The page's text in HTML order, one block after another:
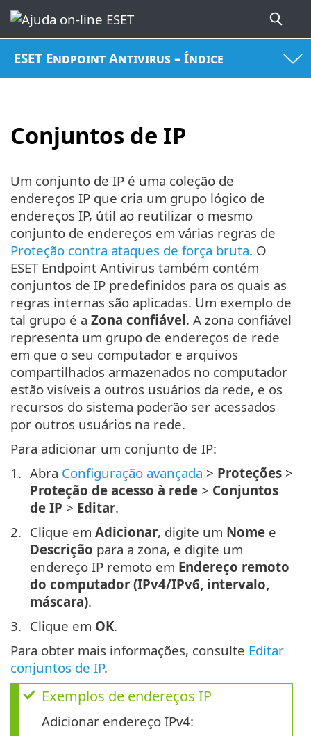
ESET Endpoint Antivirus – Índice
Conjuntos de IP
Um conjunto de IP é uma coleção de
endereços IP que cria um grupo lógico de
endereços IP, útil ao reutilizar o mesmo
conjunto de endereços em várias regras de
Proteção contra ataques de força bruta. O
ESET Endpoint Antivirus também contém
conjuntos de IP predefinidos para os quais as
regras internas são aplicadas. Um exemplo de
tal grupo é a Zona confiável. A zona confiável
representa um grupo de endereços de rede
em que o seu computador e arquivos
compartilhados armazenados no computador
estão visíveis a outros usuários da rede, e os
recursos do sistema poderão ser acessados
por outros usuários na rede.
Para adicionar um conjunto de IP:
Abra Configuração avançada > Proteções >
Proteção de acesso à rede > Conjuntos
de IP > Editar.
Clique em Adicionar, digite um Nome e
Descrição para a zona, e digite um
endereço IP remoto em Endereço remoto
do computador (IPv4/IPv6, intervalo,
máscara).
Clique em OK.
Para obter mais informações, consulte Editar
conjuntos de IP.
Exemplos de endereços IP
Adicionar endereço IPv4: